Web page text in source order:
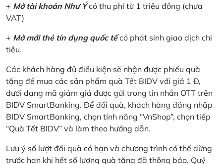
+ Mở tài khoản Như Ýcó thu phí từ 1 triệu đồng (chưa
VAT)
+ Mở mới thẻ tín dụng quốc tếcó phát sinh giao dịch chi
tiêu.
Các khách hàng đủ điều kiện sẽ nhận được phiếu quà
tặng để mua các sản phẩm quà Tết BIDV với giá 1 Đ,
dưới dạng mã giảm giá được gửi trong tin nhắn OTT trên
BIDV SmartBanking. Để đối quà, khách hàng đăng nhập
BIDV SmartBanking, chọn tính năng “VnShop”, chọn tiếp
“Quà Tết BIDV” và làm theo hướng dẫn.
Lưu ý số lượt đổi quà có hạn và chương trình có thể dừng
trước hạn khi hết số lượng quà tặng đã thông báo. Quý